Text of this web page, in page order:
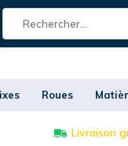
Roues
Livraison